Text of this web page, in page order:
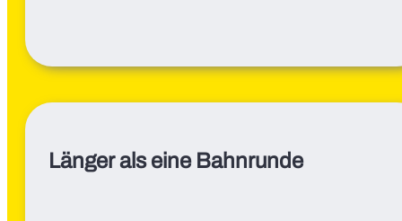
Länger als eine Bahnrunde